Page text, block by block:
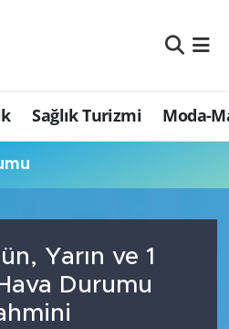
Sağlık Turizmi Moda-
Yarın ve 1
Durumu
Durumu ve Fikstür